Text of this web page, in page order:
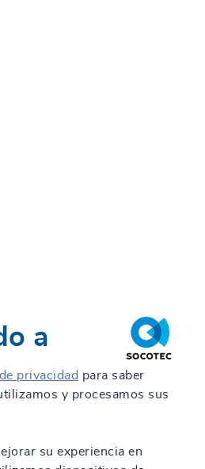
a
privacidad para saber
y procesamos sus
su experiencia en